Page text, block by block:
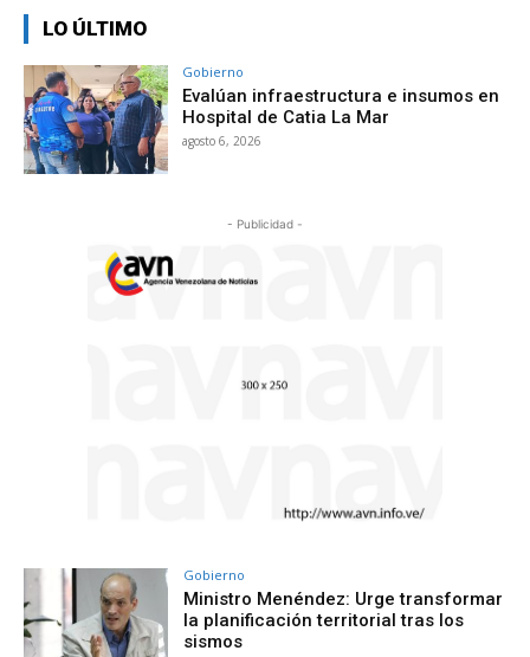
LO ÚLTIMO
Gobierno
Evalúan infraestructura e insumos en
Hospital de Catia La Mar
agosto 6, 2026
- Publicidad -
Gobierno
Ministro Menéndez: Urge transformar
la planificación territorial tras los
sismos